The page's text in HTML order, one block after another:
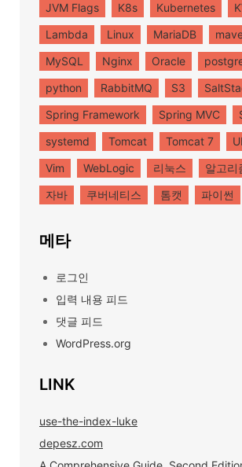
JVM Flags
K8s Kubernetes
Lambda
Linux MariaDB
MySQL
Nginx Oracle
python
RabbitMQ S3
Spring Framework
Spring MVC
systemd
Tomcat Tomcat 7
Vim
WebLogic 리눅스 알고리
자바
쿠버네티스 톰캣 파이썬
메타
로그인
입력 내용 피드
댓글 피드
WordPress.org
LINK
use-the-index-luke
depesz.com